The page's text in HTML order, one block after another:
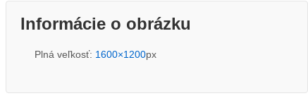
Informácie o obrázku
Plná veľkosť: 1600×1200px